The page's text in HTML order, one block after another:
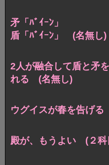
矛「ﾊﾞｲｰﾝ」
盾「ﾊﾞｲｰﾝ」 (名無し)
2人が融合して盾と矛
れる (名無し)
ウグイスが春を告げ
殿が、もうよい (２科